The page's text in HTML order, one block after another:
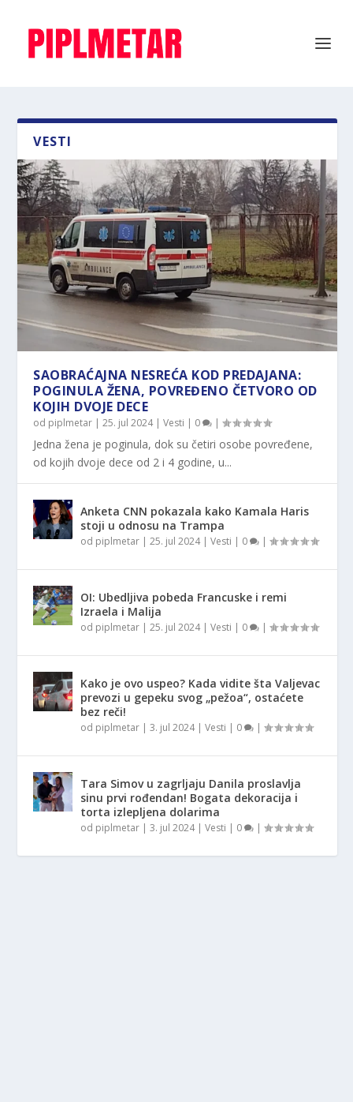
VESTI
SAOBRAĆAJNA NESREĆA KOD PREDAJANA:
POGINULA ŽENA, POVREĐENO ČETVORO OD
KOJIH DVOJE DECE
od piplmetar |25. jul 2024|Vesti | 0 |
Jedna žena je poginula, dok su četiri osobe povređene,
od kojih dvoje dece od 2 i 4 godine, u...
Anketa CNN pokazala kako Kamala Haris
stoji u odnosu na Trampa
od piplmetar |25. jul 2024|Vesti | 0 |
OI: Ubedljiva pobeda Francuske i remi
Izraela i Malija
od piplmetar |25. jul 2024|Vesti | 0 |
Kako je ovo uspeo? Kada vidite šta Valjevac
prevozi u gepeku svog „pežoa“, ostaćete
bez reči!
od piplmetar |3. jul 2024|Vesti | 0 |
Tara Simov u zagrljaju Danila proslavlja
sinu prvi rođendan! Bogata dekoracija i
torta izlepljena dolarima
od piplmetar |3. jul 2024|Vesti | 0 |